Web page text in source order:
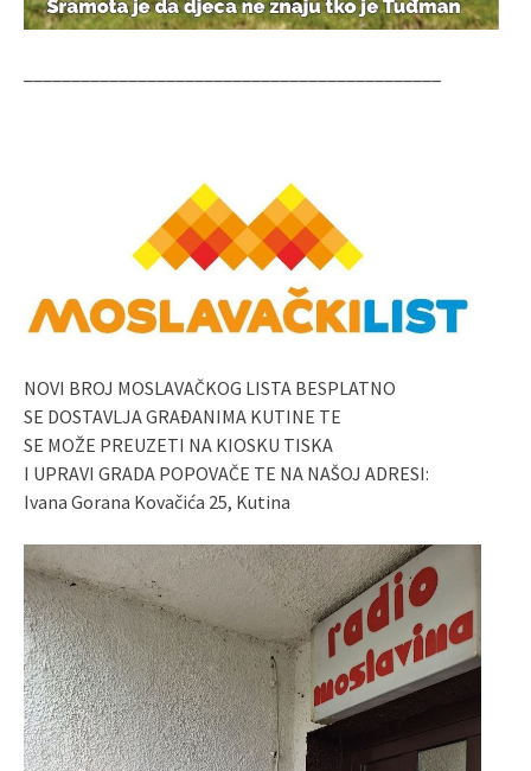
NOVI BROJ MOSLAVAČKOG LISTA BESPLATNO
SE DOSTAVLJA GRAĐANIMA KUTINE TE
SE MOŽE PREUZETI NA KIOSKU TISKA
I UPRAVI GRADA POPOVAČE TE NA NAŠOJ ADRESI:
Ivana Gorana Kovačića 25, Kutina